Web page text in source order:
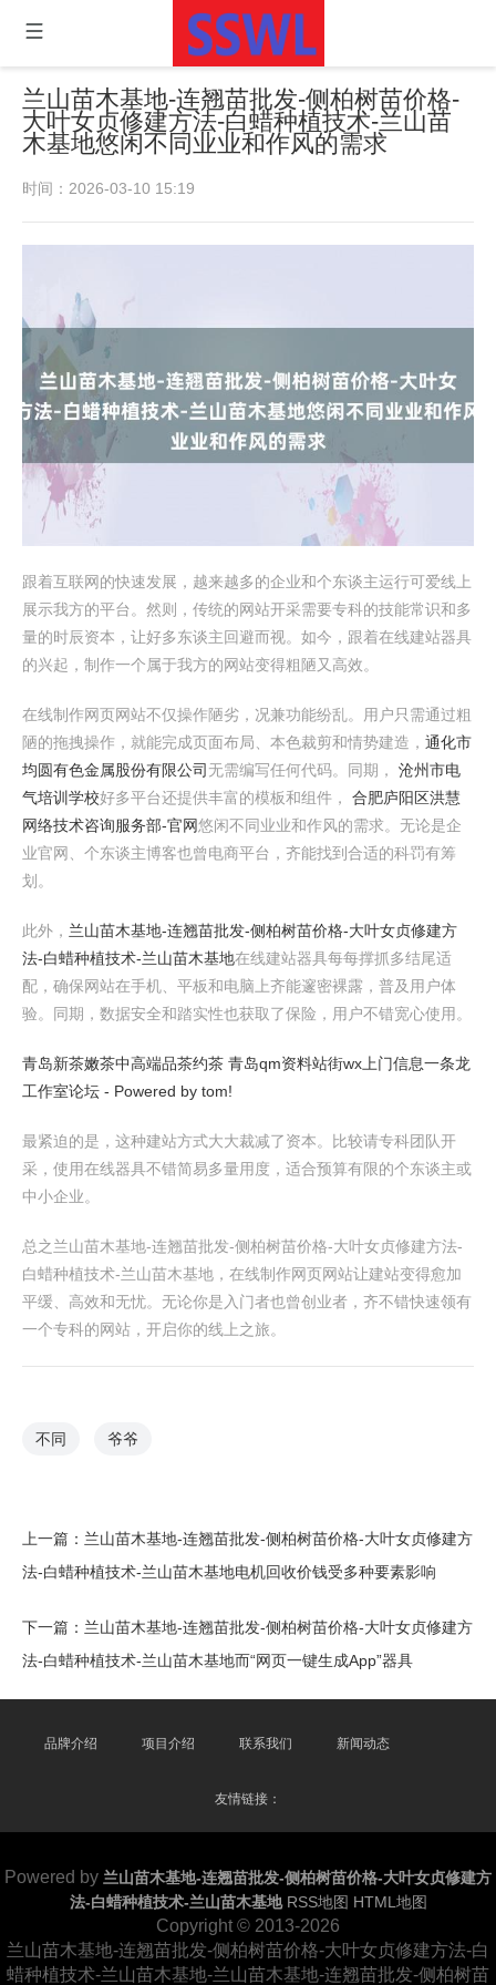
兰山苗木基地-连翘苗批发-侧柏树苗价格-
大叶女贞修建方法-白蜡种植技术-兰山苗
木基地悠闲不同业业和作风的需求
时间：2026-03-10 15:19
跟着互联网的快速发展，越来越多的企业和个东谈主运行可爱线上
展示我方的平台。然则，传统的网站开采需要专科的技能常识和多
量的时辰资本，让好多东谈主回避而视。如今，跟着在线建站器具
的兴起，制作一个属于我方的网站变得粗陋又高效。
在线制作网页网站不仅操作陋劣，况兼功能纷乱。用户只需通过粗
陋的拖拽操作，就能完成页面布局、本色裁剪和情势建造， 通化市
均圆有色金属股份有限公司 无需编写任何代码。同期， 沧州市电
气培训学校好多平台还提供丰富的模板和组件， 合肥庐阳区洪慧
网络技术咨询服务部-官网悠闲不同业业和作风的需求。无论是企
业官网、个东谈主博客也曾电商平台，齐能找到合适的科罚有筹
划。
此外， 兰山苗木基地-连翘苗批发-侧柏树苗价格-大叶女贞修建方
法-白蜡种植技术-兰山苗木基地在线建站器具每每撑抓多结尾适
配，确保网站在手机、平板和电脑上齐能邃密裸露，普及用户体
验。同期，数据安全和踏实性也获取了保险，用户不错宽心使用。
青岛新茶嫩茶中高端品茶约茶 青岛qm资料站街wx上门信息一条龙
工作室论坛 - Powered by tom!
最紧迫的是，这种建站方式大大裁减了资本。比较请专科团队开
采，使用在线器具不错简易多量用度，适合预算有限的个东谈主或
中小企业。
总之兰山苗木基地-连翘苗批发-侧柏树苗价格-大叶女贞修建方法-
白蜡种植技术-兰山苗木基地，在线制作网页网站让建站变得愈加
平缓、高效和无忧。无论你是入门者也曾创业者，齐不错快速领有
一个专科的网站，开启你的线上之旅。
不同 爷爷
上一篇： 兰山苗木基地-连翘苗批发-侧柏树苗价格-大叶女贞修建方
法-白蜡种植技术-兰山苗木基地电机回收价钱受多种要素影响
下一篇： 兰山苗木基地-连翘苗批发-侧柏树苗价格-大叶女贞修建方
法-白蜡种植技术-兰山苗木基地而“网页一键生成App”器具
品牌介绍 项目介绍 联系我们 新闻动态
友情链接：
Powered by 兰山苗木基地-连翘苗批发-侧柏树苗价格-大叶女贞修建方
法-白蜡种植技术-兰山苗木基地 RSS地图 HTML地图
Copyright © 2013-2026
兰山苗木基地-连翘苗批发-侧柏树苗价格-大叶女贞修建方法-白
蜡种植技术-兰山苗木基地-兰山苗木基地-连翘苗批发-侧柏树苗